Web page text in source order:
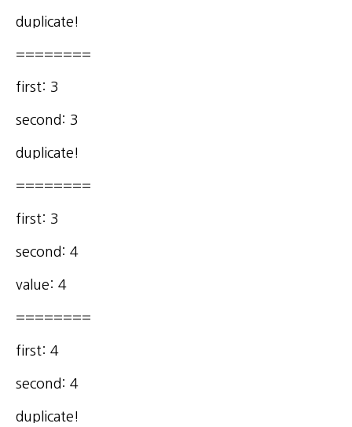
duplicate!
========
first: 3
second: 3
duplicate!
========
first: 3
second: 4
value: 4
========
first: 4
second: 4
duplicate!